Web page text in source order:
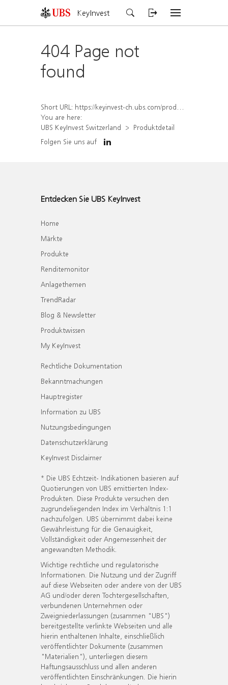
KeyInvest
404 Page not
found
Short URL: https://keyinvest-ch.ubs.com/produkt/detail/index/isin/CH1570529177
You are here:
UBS KeyInvest Switzerland
Produktdetail
Folgen Sie uns auf
Entdecken Sie UBS KeyInvest
Home
Märkte
Produkte
Renditemonitor
Anlagethemen
TrendRadar
Blog & Newsletter
Produktwissen
My KeyInvest
Rechtliche Dokumentation
Bekanntmachungen
Hauptregister
Information zu UBS
Nutzungsbedingungen
Datenschutzerklärung
KeyInvest Disclaimer
* Die UBS Echtzeit- Indikationen basieren auf
Quotierungen von UBS emittierten Index-
Produkten. Diese Produkte versuchen den
zugrundeliegenden Index im Verhältnis 1:1
nachzufolgen. UBS übernimmt dabei keine
Gewährleistung für die Genauigkeit,
Vollständigkeit oder Angemessenheit der
angewandten Methodik.
Wichtige rechtliche und regulatorische
Informationen. Die Nutzung und der Zugriff
auf diese Webseiten oder andere von der UBS
AG und/oder deren Tochtergesellschaften,
verbundenen Unternehmen oder
Zweigniederlassungen (zusammen "UBS")
bereitgestellte verlinkte Webseiten und alle
hierin enthaltenen Inhalte, einschließlich
veröffentlichter Dokumente (zusammen
"Materialien"), unterliegen diesem
Haftungsausschluss und allen anderen
veröffentlichten Einschränkungen. Die hierin